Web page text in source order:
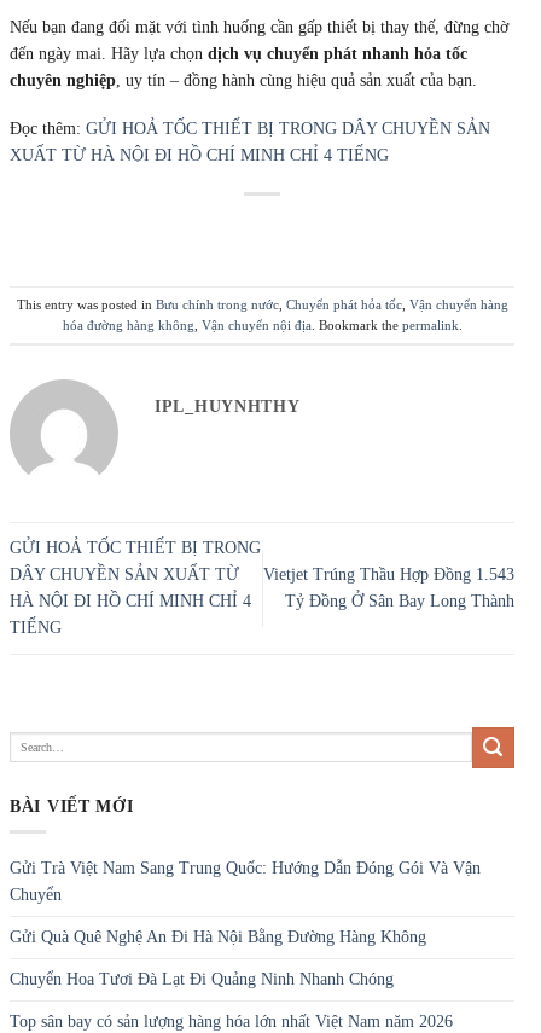
Gửi hỏa tốc linh kiện dây chuyền sản xuất từ Hồ Chí Minh đi Hải
Phòngkhông chỉ là một dịch vụ vận chuyển, mà là một giải pháp chiến
lược để doanh nghiệpduy trì hoạt động sản xuất liên tục , giảm rủi ro
và tối ưu lợi nhuận.
Nếu bạn đang đối mặt với tình huống cần gấp thiết bị thay thế, đừng chờ
dịch vụ chuyển phát nhanh hỏa tốc
XUẤT TỪ HÀ NỘI ĐI HỒ CHÍ MINH CHỈ 4 TIẾNG
This entry was posted in
hóa đường hàng không
IPL_HUYNHTHY
HÀ NỘI ĐI HỒ CHÍ MINH CHỈ 4
TIẾNG
Tỷ Đồng Ở Sân Bay Long Thành
BÀI VIẾT MỚI